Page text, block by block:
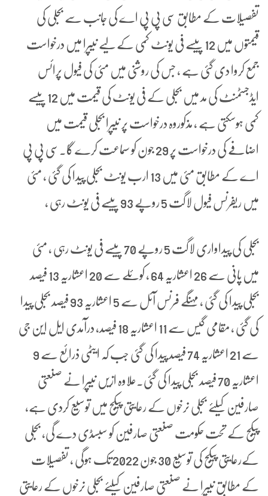
تفصیلات کے مطابق سی پی پی اے کی جانب سے بجلی کی
قیمتوں میں 12 پیسے فی یونٹ کمی کے لیے نیپرا میں درخواست
جمع کروا دی گئی ہے ، جس کی روشنی میں مئی کی فیول پرائس
ایڈجسٹمنٹ کی مد میں بجلی کے فی یونٹ کی قیمت میں 12 پیسے
کمی ہوسکتی ہے ، مذکوروہ درخواست پر نیپرا بجلی قیمت میں
اضافے کی درخواست پر 29 جون کو سماعت کرے گا۔سی پی پی
اے کے مطابق مئی میں 13 ارب یونٹ بجلی پیدا کی گئی ، مئی
میں ریفرنس فیول لاگت 5 روپے 93 پیسے فی یونٹ رہی ،
بجلی کی پیداواری لاگت 5 روپے 70 پیسے فی یونٹ رہی ، مئی
میں پانی سے 26 اعشاریہ 64 ، کوئلے سے 20 اعشاریہ 13 فیصد
بجلی پیدا کی گئی ، مہنگے فرنس آئل سے 5 اعشاریہ 93 فیصد بجلی پیدا
کی گئی ، مقامی گیس سے 11 اعشاریہ 18 فیصد، درآمدی ایل این جی
سے 21 اعشاریہ 74 فیصد پیدا کی گئی جب کہ ایٹمی ذرائع سے 9
اعشاریہ 70 فیصد بجلی پیدا کی گئی۔علاوہ ازیں نیپرا نے صنعتی
صارفین کیلئے بجلی نرخوں کے رعایتی پیکج میں توسیع کردی ہے،
پیکج کے تحت حکومت صنعتی صارفین کو سبسڈی دے گی، بجلی
کےرعایتی پیکج کی توسیع 30 جون 2022 تک ہوگی ، تفصیلات
کے مطابق نیپرا نے صنعتی صارفین کیلئے بجلی نرخوں کے رعایتی